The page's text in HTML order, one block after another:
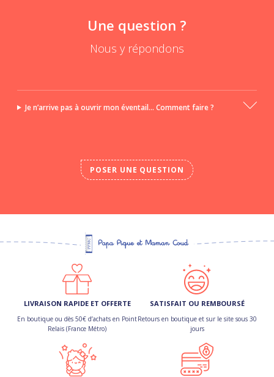
Une question ?
Nous y répondons
Je n’arrive pas à ouvrir mon éventail... Comment faire ?
POSER UNE QUESTION
LIVRAISON RAPIDE ET OFFERTE
En boutique ou dès 50€ d’achats en Point
Relais (France Métro)
SATISFAIT OU REMBOURSÉ
Retours en boutique et sur le site sous 30
jours